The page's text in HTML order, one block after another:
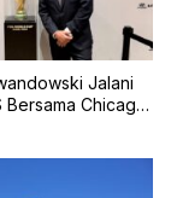
Jalani
Bersama Chicago